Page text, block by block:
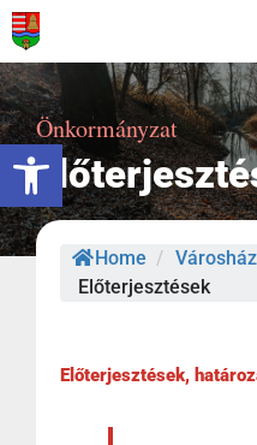
Eszköztár megnyitása
Kihagyás
Önkormányzat
Home /
Előterjesztések
Előterjesztések,